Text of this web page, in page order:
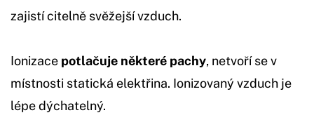
zajistí citelně svěžejší vzduch.
Ionizace potlačuje některé pachy, netvoří se v
místnosti statická elektřina. Ionizovaný vzduch je
lépe dýchatelný.